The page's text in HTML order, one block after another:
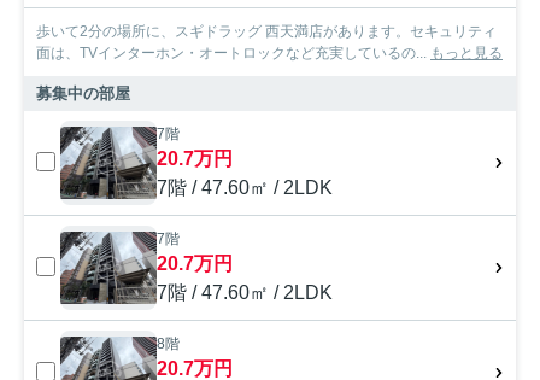
歩いて2分の場所に、スギドラッグ 西天満店があります。セキュリティ
面は、TVインターホン・オートロックなど充実しているの... もっと見る
募集中の部屋
7階
20.7万円
7階 / 47.60㎡ / 2LDK
7階
20.7万円
7階 / 47.60㎡ / 2LDK
8階
20.7万円